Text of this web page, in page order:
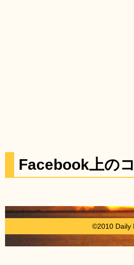
Facebook上の
©2010 Daily